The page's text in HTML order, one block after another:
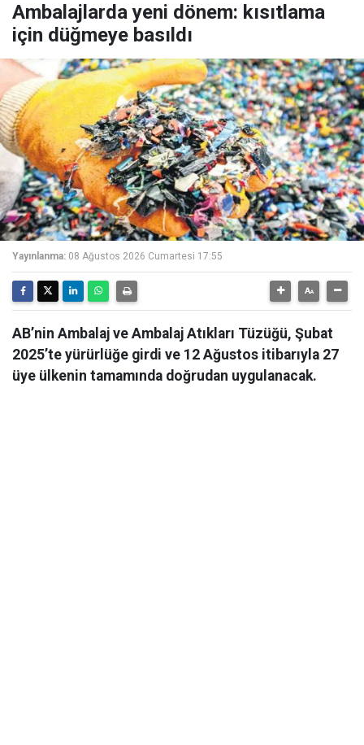
Ambalajlarda yeni dönem: kısıtlama
için düğmeye basıldı
Yayınlanma: 08 Ağustos 2026 Cumartesi 17:55
AB’nin Ambalaj ve Ambalaj Atıkları Tüzüğü, Şubat
2025’te yürürlüğe girdi ve 12 Ağustos itibarıyla 27
üye ülkenin tamamında doğrudan uygulanacak.